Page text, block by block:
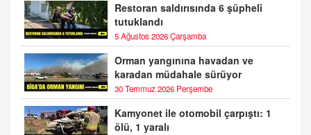
Restoran saldırısında 6 şüpheli
tutuklandı
5 Ağustos 2026 Çarşamba
Orman yangınına havadan ve
karadan müdahale sürüyor
30 Temmuz 2026 Perşembe
Kamyonet ile otomobil çarpıştı: 1
ölü, 1 yaralı